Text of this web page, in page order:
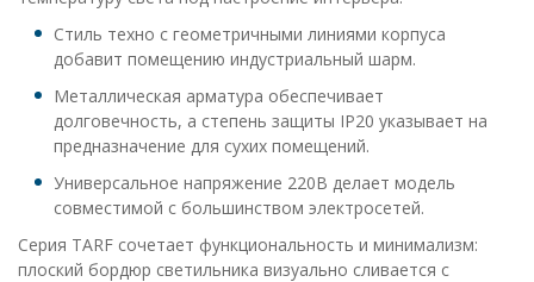
Стиль техно с геометричными линиями корпуса
добавит помещению индустриальный шарм.
Металлическая арматура обеспечивает
долговечность, а степень защиты IP20 указывает на
предназначение для сухих помещений.
Универсальное напряжение 220В делает модель
совместимой с большинством электросетей.
Серия TARF сочетает функциональность и минимализм:
плоский бордюр светильника визуально сливается с